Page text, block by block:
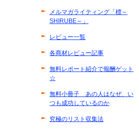
メルマガライティング「標～
SHIRUBE～」
レビュー一覧
各商材レビュー記事
無料レポート紹介で報酬ゲット
☆
無料小冊子 あの人はなぜ、い
つも成功しているのか
究極のリスト収集法